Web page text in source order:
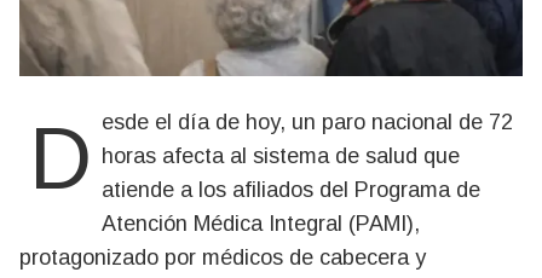
Desde el día de hoy, un paro nacional de 72
horas afecta al sistema de salud que
atiende a los afiliados del Programa de
Atención Médica Integral (PAMI),
protagonizado por médicos de cabecera y